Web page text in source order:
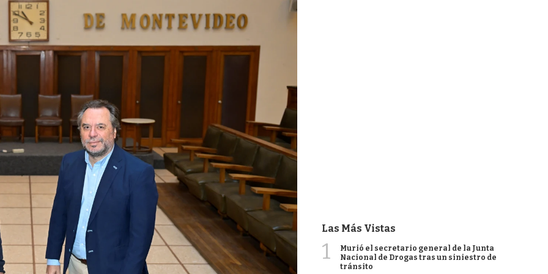
Las Más Vistas
1
Murió el secretario general de la Junta
Nacional de Drogas tras un siniestro de
tránsito